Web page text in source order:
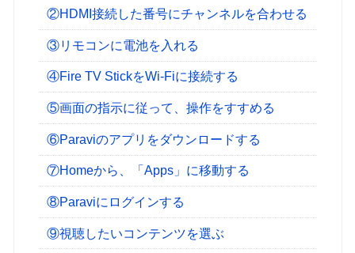
②HDMI接続した番号にチャンネルを合わせる
③リモコンに電池を入れる
④Fire TV StickをWi-Fiに接続する
⑤画面の指示に従って、操作をすすめる
⑥Paraviのアプリをダウンロードする
⑦Homeから、「Apps」に移動する
⑧Paraviにログインする
⑨視聴したいコンテンツを選ぶ